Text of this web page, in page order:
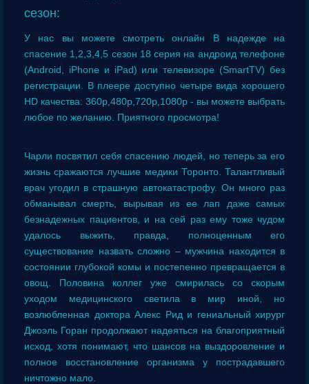
сезон:
У нас вы можете смотреть онлайн В надежде на
спасение 1,2,3,4,5 сезон 18 серия на андроид телефоне
(Android, iPhone и iPad) или телевизоре (SmartTV) без
регистрации. В плеере доступно четыре вида хорошего
HD качества: 360p,480p,720p,1080p - вы можете выбрать
любое по желанию. Приятного просмотра!
Чарли посвятил себя спасению людей, но теперь за его
жизнь сражаются лучшие медики Торонто. Талантливый
врач угодил в страшную автокатастрофу. Он много раз
обманывал смерть, вырывая из ее лап даже самых
безнадежных пациентов, и на сей раз ему тоже чудом
удалось выжить, правда, полноценным его
существование назвать сложно – мужчина находится в
состоянии глубокой комы и постепенно превращается в
овощ. Половина коллег уже смирилась со скорым
уходом медицинского светила в мир иной, но
возлюбленная доктора Алекс Рид и гениальный хирург
Джоэль Горан продолжают надеяться на благоприятный
исход, хотя понимают, что шансов на выздоровление и
полное восстановление организма у пострадавшего
ничтожно мало.